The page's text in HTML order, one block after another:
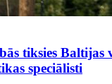
tiksies Baltijas
speciālisti